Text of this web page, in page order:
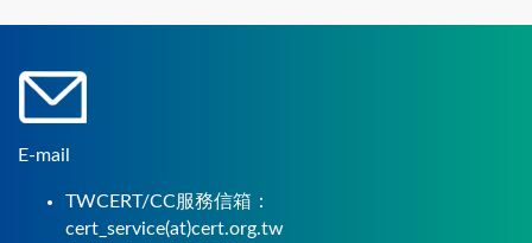
E-mail
TWCERT/CC服務信箱：
cert_service(at)cert.org.tw